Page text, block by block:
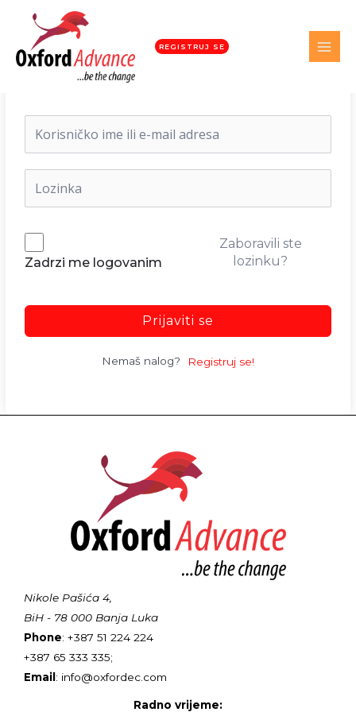
REGISTRUJ SE
Dobrodošli nazad!
Zadrzi me logovanim
Zaboravili ste
lozinku?
Prijaviti se
Nemaš nalog? Registruj se!
Nikole Pašića 4,
BiH - 78 000 Banja Luka
Phone: +387 51 224 224
+387 65 333 335;
Email: info@oxfordec.com
Radno vrijeme: